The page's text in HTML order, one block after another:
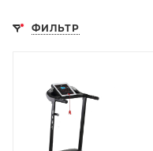
ФИЛЬТР